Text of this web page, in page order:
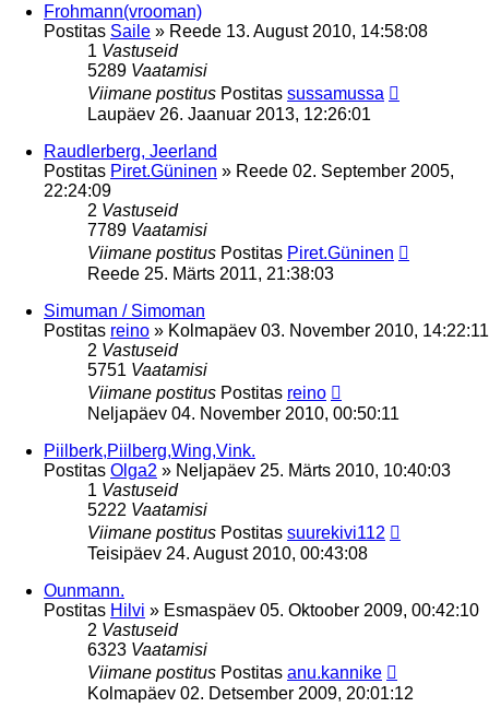
Frohmann(vrooman)
Postitas Saile » Reede 13. August 2010, 14:58:08
1 Vastuseid
5289 Vaatamisi
Viimane postitus Postitas sussamussa
Laupäev 26. Jaanuar 2013, 12:26:01
Raudlerberg, Jeerland
Postitas Piret.Güninen » Reede 02. September 2005,
22:24:09
2 Vastuseid
7789 Vaatamisi
Viimane postitus Postitas Piret.Güninen
Reede 25. Märts 2011, 21:38:03
Simuman / Simoman
Postitas reino » Kolmapäev 03. November 2010, 14:22:11
2 Vastuseid
5751 Vaatamisi
Viimane postitus Postitas reino
Neljapäev 04. November 2010, 00:50:11
Piilberk,Piilberg,Wing,Vink.
Postitas Olga2 » Neljapäev 25. Märts 2010, 10:40:03
1 Vastuseid
5222 Vaatamisi
Viimane postitus Postitas suurekivi112
Teisipäev 24. August 2010, 00:43:08
Ounmann.
Postitas Hilvi » Esmaspäev 05. Oktoober 2009, 00:42:10
2 Vastuseid
6323 Vaatamisi
Viimane postitus Postitas anu.kannike
Kolmapäev 02. Detsember 2009, 20:01:12